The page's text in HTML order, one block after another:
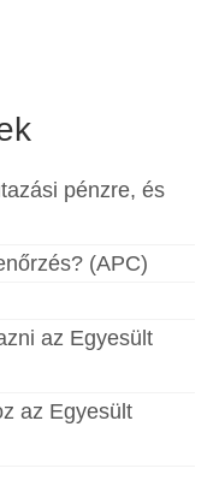
pénzre, és
(APC)
az Egyesült
az Egyesült